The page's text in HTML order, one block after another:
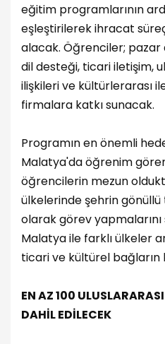
eğitim programlarının
eşleştirilerek ihracat
alacak. Öğrenciler; pazar
dil desteği, ticari iletişim,
ilişkileri ve kültürlerarası
firmalara katkı sunacak.
Programın en önemli
Malatya'da öğrenim
öğrencilerin mezun
ülkelerinde şehrin
olarak görev
Malatya ile farklı ülkeler
ticari ve kültürel bağların
EN AZ 100
DAHİL EDİLECEK